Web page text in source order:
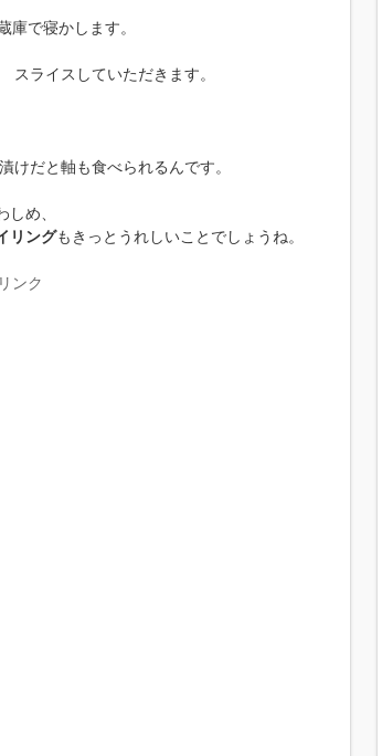
で寝かします。
スライスしていただきます。
けだと軸も食べられるんです。
め、
リングもきっとうれしいことでしょうね。
ンク